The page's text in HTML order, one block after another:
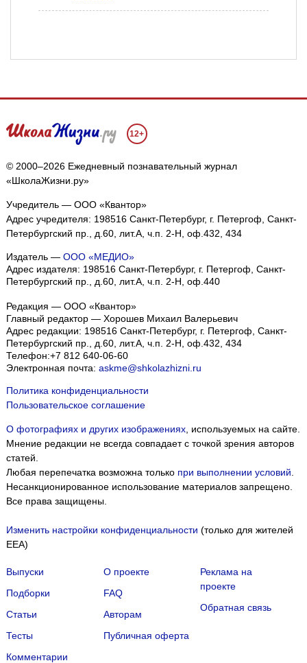
12+
© 2000–2026 Ежедневный познавательный журнал
«ШколаЖизни.ру»
Учредитель — ООО «Квантор»
Адрес учредителя: 198516 Санкт-Петербург, г. Петергоф, Санкт-
Петербургский пр., д.60, лит.А, ч.п. 2-Н, оф.432, 434
Издатель — ООО «МЕДИО»
Адрес издателя: 198516 Санкт-Петербург, г. Петергоф, Санкт-
Петербургский пр., д.60, лит.А, ч.п. 2-Н, оф.440
Редакция — ООО «Квантор»
Главный редактор — Хорошев Михаил Валерьевич
Адрес редакции: 198516 Санкт-Петербург, г. Петергоф, Санкт-
Петербургский пр., д.60, лит.А, ч.п. 2-Н, оф.432, 434
Телефон:+7 812 640-06-60
Электронная почта: askme@shkolazhizni.ru
Политика конфиденциальности
Пользовательское соглашение
О фотографиях и других изображениях, используемых на сайте.
Мнение редакции не всегда совпадает с точкой зрения авторов
статей.
Любая перепечатка возможна только при выполнении условий.
Несанкционированное использование материалов запрещено.
Все права защищены.
Изменить настройки конфиденциальности (только для жителей
EEA)
Выпуски
Подборки
Статьи
Тесты
Комментарии
О проекте
FAQ
Авторам
Публичная оферта
Реклама на
проекте
Обратная связь